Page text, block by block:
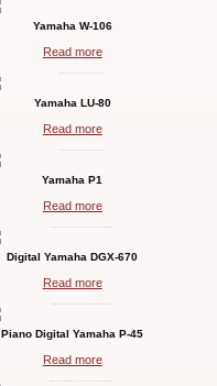
Yamaha W-106
Read more
Yamaha LU-80
Read more
Yamaha P1
Read more
Digital Yamaha DGX-670
Read more
Piano Digital Yamaha P-45
Read more